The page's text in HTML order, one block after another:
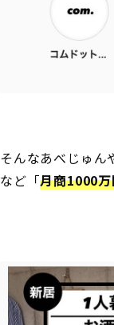
そんなあべじゅん
など「月商1000